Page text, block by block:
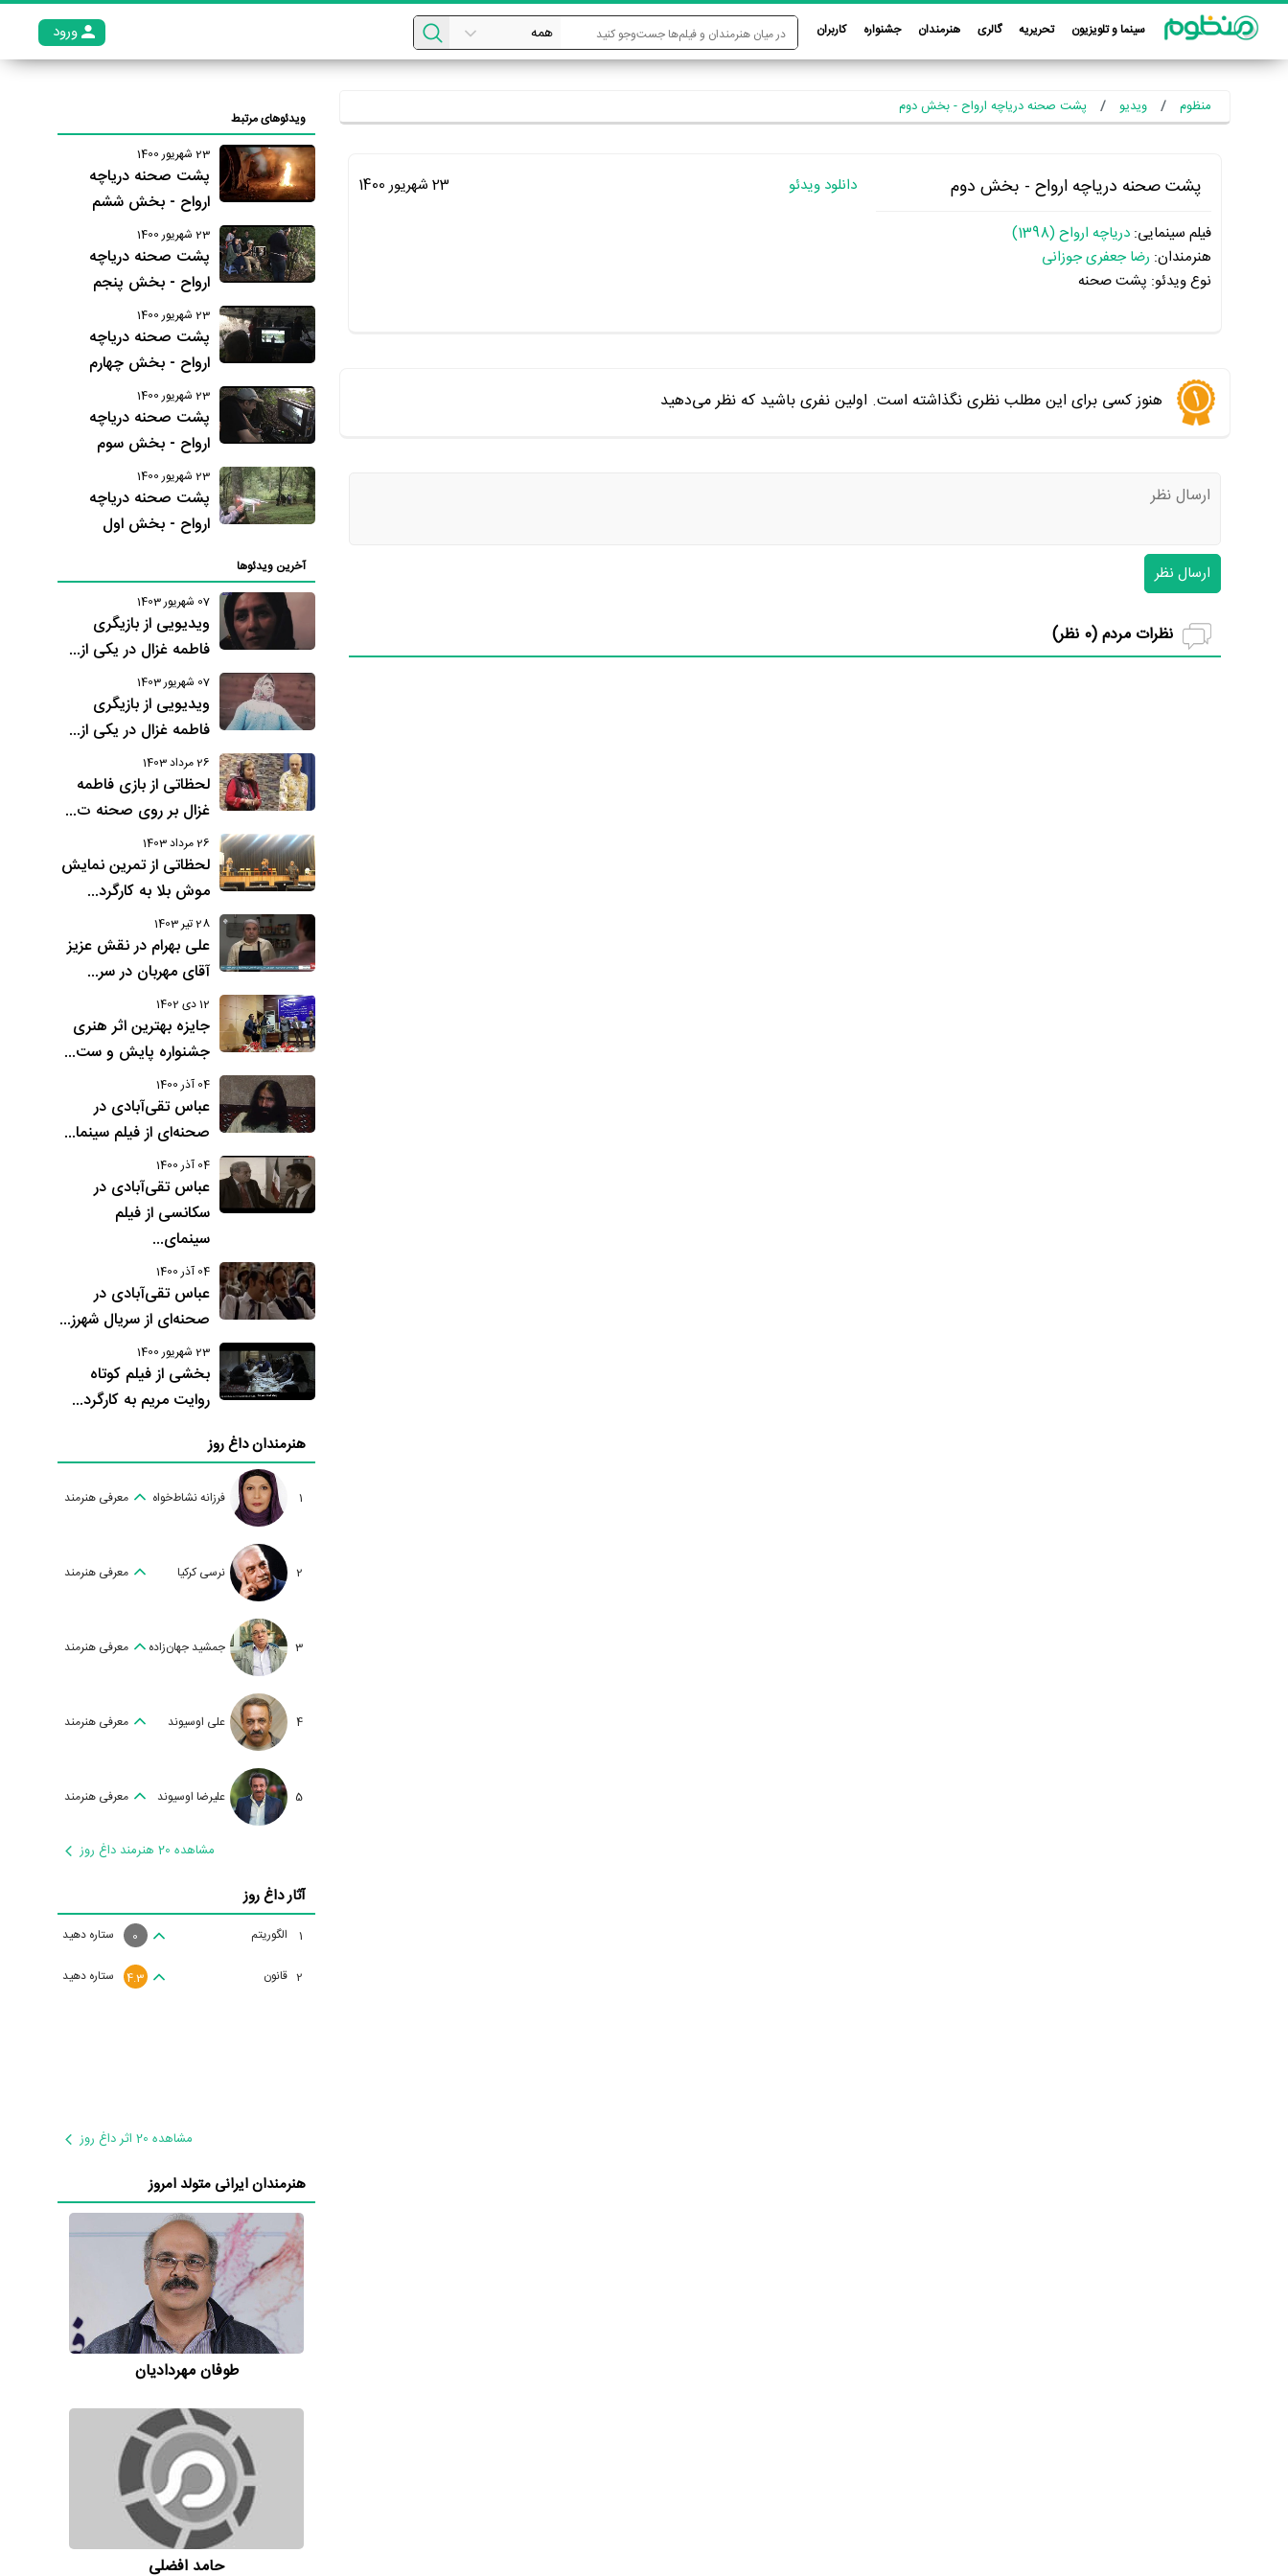
سینما و تلویزیون تحریریه گالری هنرمندان جشنواره کاربران ورود
منظوم ویدیو پشت صحنه دریاچه ارواح - بخش دوم
پشت صحنه دریاچه ارواح - بخش دوم
فیلم سینمایی:دریاچه ارواح (1398)
هنرمندان: رضا جعفری جوزانی
نوع ویدئو: پشت صحنه
دانلود ویدئو 23 شهریور 1400
هنوز کسی برای این مطلب نظری نگذاشته است. اولین نفری باشید که نظر می‌دهید
ارسال نظر
نظرات مردم (0 نظر)
ویدئوهای مرتبط
23 شهریور 1400
پشت صحنه دریاچه
ارواح - بخش ششم
23 شهریور 1400
پشت صحنه دریاچه
ارواح - بخش پنجم
23 شهریور 1400
پشت صحنه دریاچه
ارواح - بخش چهارم
23 شهریور 1400
پشت صحنه دریاچه
ارواح - بخش سوم
23 شهریور 1400
پشت صحنه دریاچه
ارواح - بخش اول
آخرین ویدئوها
07 شهریور 1403
ویدیویی از بازیگری
فاطمه غزال در یکی از...
07 شهریور 1403
ویدیویی از بازیگری
فاطمه غزال در یکی از...
26 مرداد 1403
لحظاتی از بازی فاطمه
غزال بر روی صحنه ت...
26 مرداد 1403
لحظاتی از تمرین نمایش
موش بلا به کارگرد...
28 تیر 1403
علی بهرام در نقش عزیز
آقای مهربان در سر...
12 دی 1402
جایزه بهترین اثر هنری
جشنواره پایش و ست...
04 آذر 1400
عباس تقی‌آبادی در
صحنه‌ای از فیلم سینما...
04 آذر 1400
عباس تقی‌آبادی در
سکانسی از فیلم
سینمای...
04 آذر 1400
عباس تقی‌آبادی در
صحنه‌ای از سریال شهرز...
23 شهریور 1400
بخشی از فیلم کوتاه
روایت مریم به کارگرد...
هنرمندان داغ روز
1 فرزانه نشاط‌خواه معرفی هنرمند
2 نرسی کرکیا معرفی هنرمند
3 جمشید جهان‌زاده معرفی هنرمند
4 علی اوسیوند معرفی هنرمند
5 علیرضا اوسیوند معرفی هنرمند
مشاهده 20 هنرمند داغ روز
آثار داغ روز
1 الگوریتم ستاره دهید 0
2 قانون ستاره دهید 4.3
مشاهده 20 اثر داغ روز
هنرمندان ایرانی متولد امروز
طوفان مهردادیان
حامد افضلی